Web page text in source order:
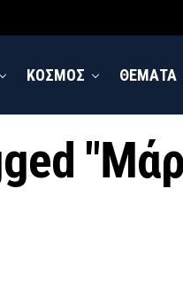
ΚΟΣΜΟΣ ΘΕΜΑΤΑ